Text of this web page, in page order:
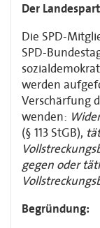
Der
Die SPD-
SPD-
werden
Verschärfung
wenden:
(§ 113 StGB),
gegen oder
Begründung: